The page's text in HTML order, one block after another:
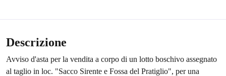
Descrizione
Avviso d'asta per la vendita a corpo di un lotto boschivo assegnato
al taglio in loc. "Sacco Sirente e Fossa del Pratiglio", per una